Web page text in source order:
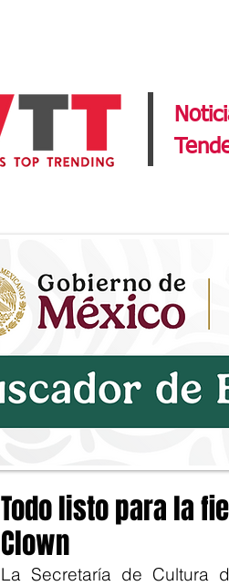
Todo listo para la
Clown
La Secretaría de Cultura